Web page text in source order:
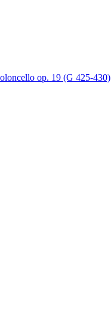
op. 19 (G 425-430)